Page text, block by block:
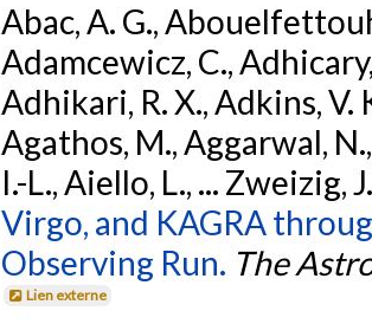
Abac, A. G.,
Adamcewicz, C.,
Adhikari, R. X., Adkins, V.
Agathos, M., Aggarwal,
I.-L., Aiello, L., ... Zweizig,
Virgo, and KAGRA
Observing Run. The
Lien externe